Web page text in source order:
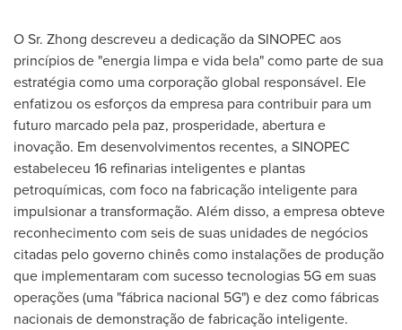
O Sr. Zhong descreveu a dedicação da SINOPEC aos
princípios de "energia limpa e vida bela" como parte de sua
estratégia como uma corporação global responsável. Ele
enfatizou os esforços da empresa para contribuir para um
futuro marcado pela paz, prosperidade, abertura e
inovação. Em desenvolvimentos recentes, a SINOPEC
estabeleceu 16 refinarias inteligentes e plantas
petroquímicas, com foco na fabricação inteligente para
impulsionar a transformação. Além disso, a empresa obteve
reconhecimento com seis de suas unidades de negócios
citadas pelo governo chinês como instalações de produção
que implementaram com sucesso tecnologias 5G em suas
operações (uma "fábrica nacional 5G") e dez como fábricas
nacionais de demonstração de fabricação inteligente.